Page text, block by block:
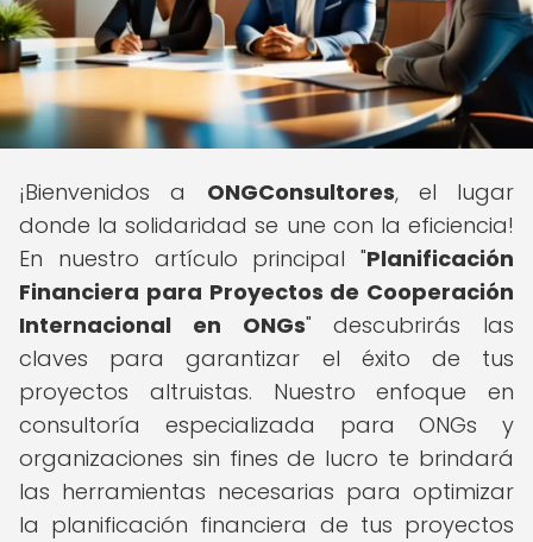
¡Bienvenidos a ONGConsultores, el lugar
donde la solidaridad se une con la eficiencia!
En nuestro artículo principal "Planificación
Financiera para Proyectos de Cooperación
Internacional en ONGs" descubrirás las
claves para garantizar el éxito de tus
proyectos altruistas. Nuestro enfoque en
consultoría especializada para ONGs y
organizaciones sin fines de lucro te brindará
las herramientas necesarias para optimizar
la planificación financiera de tus proyectos